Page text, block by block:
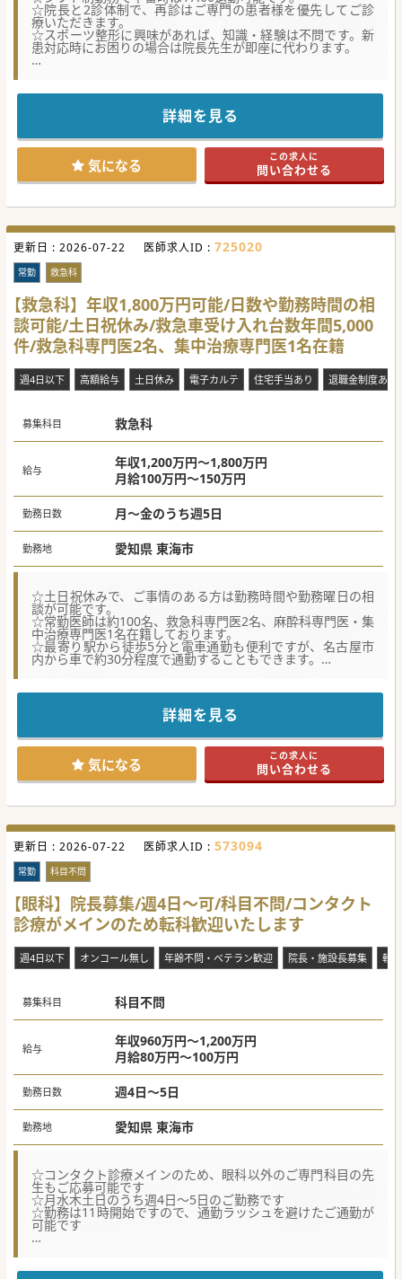
☆院長と2診体制で、再診はご専門の患者様を優先してご診
療いただきます。
☆スポーツ整形に興味があれば、知識・経験は不問です。新
患対応時にお困りの場合は院長先生が即座に代わります。
て、終日診療が可能な体制にリニューアルするための増員募
■常勤医師1名と非常勤医師の2診体制から常勤2名の体制に
移行する時間が必要なため、最短で2027年の入職相談が可能
です。
■転職の理由が「将来開業を考えており学びたい」、「異動
のないクリニックで勤務したい」、どちらの先生も歓迎で
す。
【業務内容】
■時間帯によって非常勤医師の体制構築も想定しております
が、基本的には院長先生との2診体制が基本となります。
■初診とご専門の患者様の再診の一部をご担当いただきま
す。紹介状対応があるため、再診は主に院長が対応します。
■外来患者様が多く、スピード対応を求められる場面がござ
いますが、看護師が付きますので、診療に専念いただけま
す。
【医療機関情報】
■子どもからお年寄りまで、レクリエーションからアスリー
トまで、幅広い「スポーツのケガ」に強みを持つクリニック
■職種間の上下関係はありません。医師と理学療法士や医事
課のQ&Aも頻繁にあり、コミュニケーションはかなりフラッ
す。スポーツ整形未経験の女性医師も5年以上勤務していま
す。
#秋入職可
詳細を見る
気になる この求人に
問い合わせる
更新日 : 2026-07-22 医師求人ID : 725020
常勤 救急科
【救急科】年収1,800万円可能/日数や勤務時間の相
談可能/土日祝休み/救急車受け入れ台数年間5,000
件/救急科専門医2名、集中治療専門医1名在籍
週4日以下 高額給与 土日休み 電子カルテ 住宅手当あり 退職金制度あり
募集科目 救急科
給与
年収1,200万円～1,800万円
月給100万円～150万円
勤務日数 月～金のうち週5日
勤務地 愛知県 東海市
☆土日祝休みで、ご事情のある方は勤務時間や勤務曜日の相
談が可能です。
☆常勤医師は約100名、救急科専門医2名、麻酔科専門医・集
中治療専門医1名在籍しております。
☆最寄り駅から徒歩5分と電車通勤も便利ですが、名古屋市
内から車で約30分程度で通勤することもできます。
■最寄り駅から徒歩5分の好立地であり、名古屋市内から車
で約30分と通勤の利便性が高い環境である。
■託児施設や手厚い医師住宅制度が完備され、私生活と業務
の調和を無理なく図れる環境が整っています。
■土日祝日が休みで残業も基本的にはないため、心身ともに
ゆとりを持って日々の職務に専念することができます。
【具体的な業務内容】
の対応件数は平均10件から20件程度となります。
■重症患者の治療に関わる集中治療室や高度治療室の管理業
務に関しては、麻酔科の医師が専任で担当しています。
■夜間時間帯の救急対応は当直医が担当するため、日中帯の
勤務に集中して取り組むことが可能です。
【具体的な医療機関情報】
■2015年に自治体病院の合併に伴い新設された、地域医療を
支えるための新しい二次救急病院です。
■地域のがん拠点病院としての役割を担い、約100名の常勤
医師が各診療科で専門性の高い医療を実践しています。
■救急科には専門医2名が在籍しており、救急医療の実戦経
験がある方であれば専門不問でご応募可能です。
#秋入職可
詳細を見る
気になる この求人に
問い合わせる
更新日 : 2026-07-22 医師求人ID : 573094
常勤 科目不問
【眼科】院長募集/週4日～可/科目不問/コンタクト
診療がメインのため転科歓迎いたします
週4日以下 オンコール無し 年齢不問・ベテラン歓迎 院長・施設長募集 転
募集科目 科目不問
給与
年収960万円～1,200万円
月給80万円～100万円
勤務日数 週4日～5日
勤務地 愛知県 東海市
☆コンタクト診療メインのため、眼科以外のご専門科目の先
生もご応募可能です
☆月水木土日のうち週4日～5日のご勤務です
☆勤務は11時開始ですので、通勤ラッシュを避けたご通勤が
可能です
をする際にも便利な立地になります